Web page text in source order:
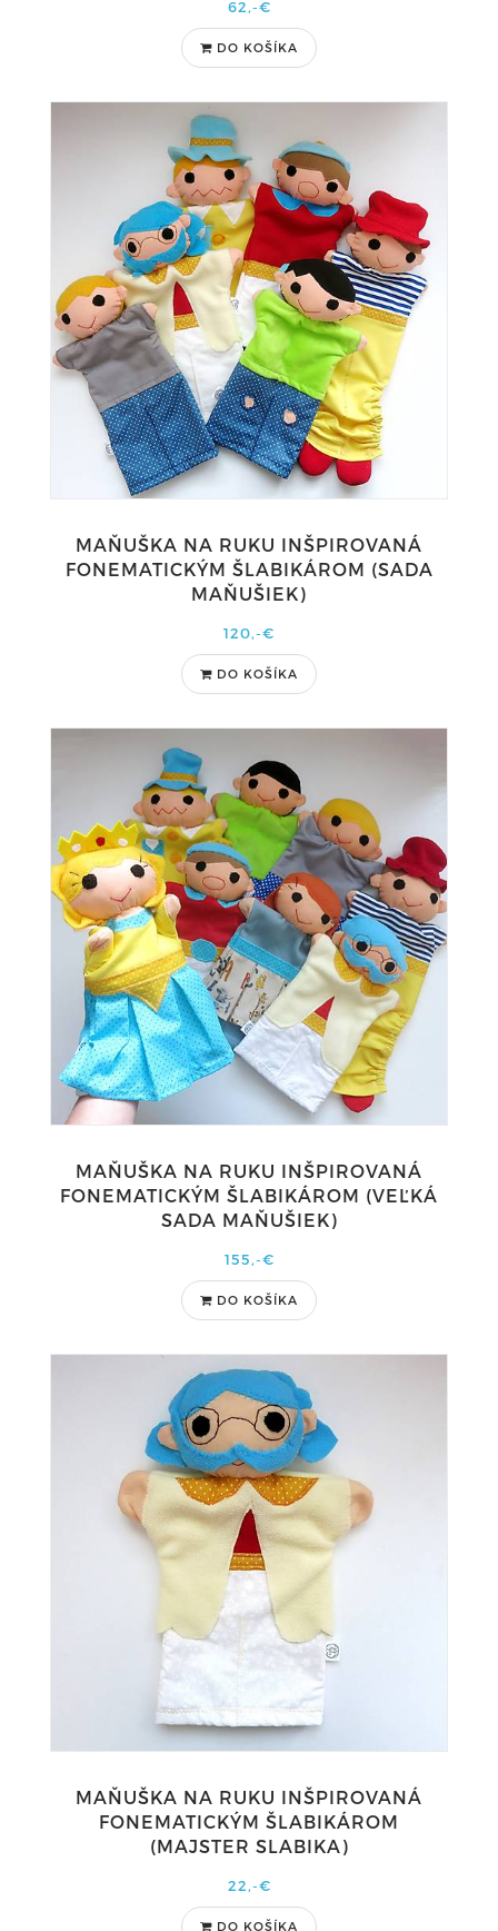
62,-€
DO KOŠÍKA
MAŇUŠKA NA RUKU INŠPIROVANÁ
FONEMATICKÝM ŠLABIKÁROM (SADA
MAŇUŠIEK)
120,-€
DO KOŠÍKA
MAŇUŠKA NA RUKU INŠPIROVANÁ
FONEMATICKÝM ŠLABIKÁROM (VEĽKÁ
SADA MAŇUŠIEK)
155,-€
DO KOŠÍKA
MAŇUŠKA NA RUKU INŠPIROVANÁ
FONEMATICKÝM ŠLABIKÁROM
(MAJSTER SLABIKA)
22,-€
DO KOŠÍKA